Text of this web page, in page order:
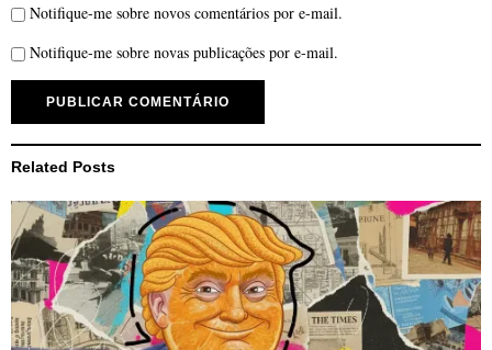
Notifique-me sobre novos comentários por e-mail.
Notifique-me sobre novas publicações por e-mail.
Related Posts